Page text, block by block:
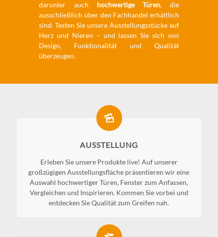
darunter auch hochwertige Türen, die
ausschließlich über den Fachhandel erhältlich
sind. Testen Sie unsere Ausstellungsstücke auf
Herz und Nieren – und lassen Sie sich von
Design, Funktionalität und Qualität
überzeugen.
AUSSTELLUNG
Erleben Sie unsere Produkte live! Auf unserer
großzügigen Ausstellungsfläche präsentieren wir eine
Auswahl hochwertiger Türen, Fenster zum Anfassen,
Vergleichen und Inspirieren. Kommen Sie vorbei und
entdecken Sie Qualität zum Greifen nah.